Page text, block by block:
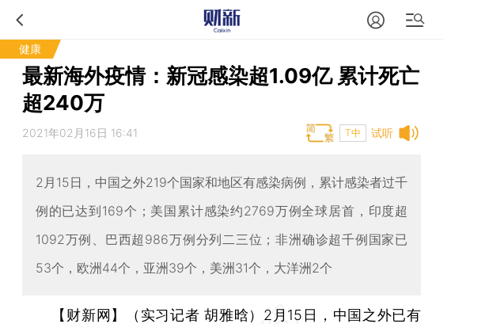
健康
最新海外疫情：新冠感染超1.09亿 累计死亡
超240万
试听
2021年02月16日 16:41 T中
2月15日，中国之外219个国家和地区有感染病例，累计感染者过千
例的已达到169个；美国累计感染约2769万例全球居首，印度超
1092万例、巴西超986万例分列二三位；非洲确诊超千例国家已
53个，欧洲44个，亚洲39个，美洲31个，大洋洲2个
【财新网】（实习记者 胡雅晗） 2月15日，中国之外已有